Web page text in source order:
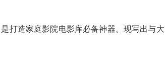
打造家庭影院电影库必备神器。现写出与